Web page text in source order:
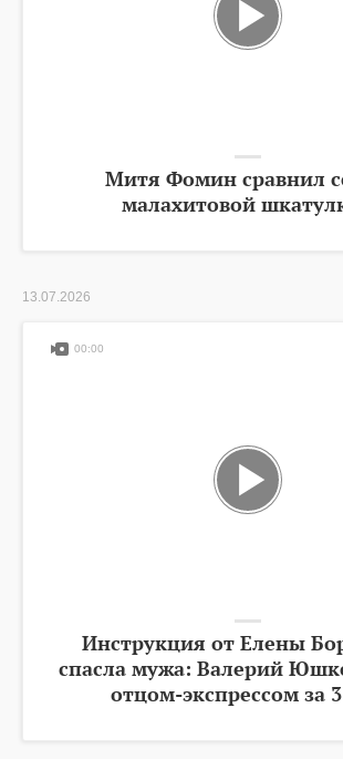
Митя Фомин сравнил
малахитовой
13.07.2026
Инструкция от Елены
спасла мужа: Валерий
отцом-экспрессом за
00:00